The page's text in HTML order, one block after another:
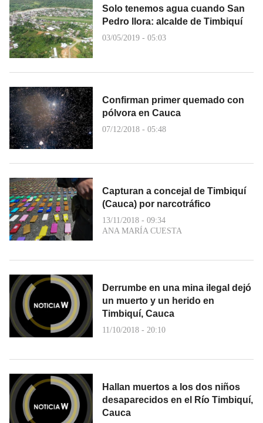
Solo tenemos agua cuando San
Pedro llora: alcalde de Timbiquí
03/05/2019 - 05:03
Confirman primer quemado con
pólvora en Cauca
07/12/2018 - 05:48
Capturan a concejal de Timbiquí
(Cauca) por narcotráfico
13/11/2018 - 09:34
ANA MARÍA CUESTA
Derrumbe en una mina ilegal dejó
un muerto y un herido en
Timbiquí, Cauca
11/10/2018 - 20:10
Hallan muertos a los dos niños
desaparecidos en el Río Timbiquí,
Cauca